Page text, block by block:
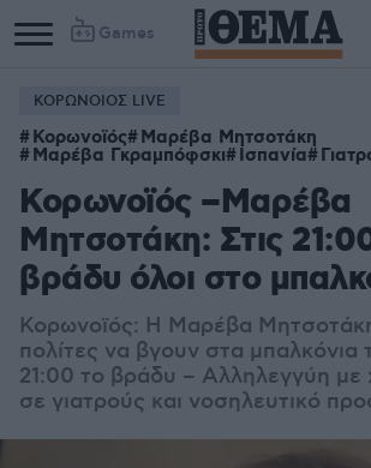
Games
ΚΟΡΩΝΟΙΟΣ LIVE
Κορωνοϊός Μαρέβα Μητσοτάκη
Μαρέβα Γκραμπόφσκι Ισπανία
Κορωνοϊός –Μαρέβα
Μητσοτάκη: Στις
βράδυ όλοι στο
Κορωνοϊός: Η Μαρέβα
πολίτες να βγουν στα μπαλκόνια
21:00 το βράδυ – Αλληλεγγύη με
σε γιατρούς και νοσηλευτικό